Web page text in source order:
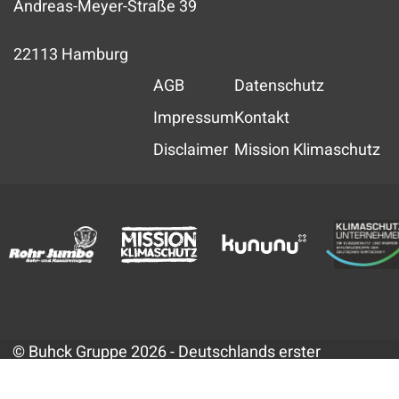
Andreas-Meyer-Straße 39
22113 Hamburg
AGB
Impressum
Disclaimer
Datenschutz
Kontakt
Mission Klimaschutz
© Buhck Gruppe 2026 - Deutschlands erster